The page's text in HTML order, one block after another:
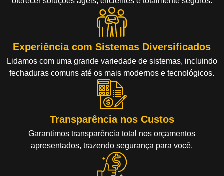
Experiência com Sistemas Diversificados
Lidamos com uma grande variedade de sistemas, incluindo
fechaduras comuns até os mais modernos e tecnológicos.
Transparência nos Custos
Garantimos transparência total nos orçamentos
apresentados, trazendo segurança para você.